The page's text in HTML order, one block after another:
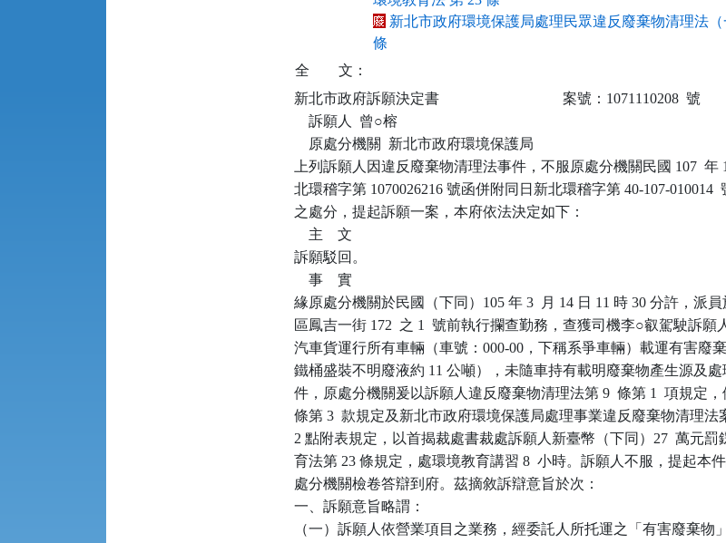
新北市政府環境保護局處理民眾違反廢棄物清理法
條
全
文：
新北市政府訴願決定書                                  案號：1071110208  號
    訴願人  曾○榕
    原處分機關  新北市政府環境保護局
上列訴願人因違反廢棄物清理法事件，不服原處分機關民國 107  年
北環稽字第 1070026216 號函併附同日新北環稽字第 40-107-010014
之處分，提起訴願一案，本府依法決定如下：
    主    文
訴願駁回。
    事    實
緣原處分機關於民國（下同）105 年 3  月 14 日 11 時 30 分許，派
區鳳吉一街 172  之 1  號前執行攔查勤務，查獲司機李○叡駕駛訴願
汽車貨運行所有車輛（車號：000-00，下稱系爭車輛）載運有害廢
鐵桶盛裝不明廢液約 11 公噸），未隨車持有載明廢棄物產生源及
件，原處分機關爰以訴願人違反廢棄物清理法第 9  條第 1  項規定，
條第 3  款規定及新北市政府環境保護局處理事業違反廢棄物清理法
2 點附表規定，以首揭裁處書裁處訴願人新臺幣（下同）27  萬元罰
育法第 23 條規定，處環境教育講習 8  小時。訴願人不服，提起本
處分機關檢卷答辯到府。茲摘敘訴辯意旨於次：
一、訴願意旨略謂：
（一）訴願人依營業項目之業務，經委託人所托運之「有害廢棄物